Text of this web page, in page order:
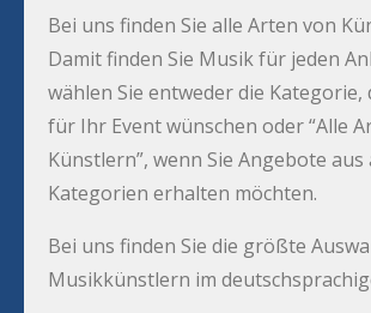
Bei uns finden Sie alle Arten von
Damit finden Sie Musik für jeden
wählen Sie entweder die Kategorie,
für Ihr Event wünschen oder “Alle
Künstlern”, wenn Sie Angebote aus
Kategorien erhalten möchten.
Bei uns finden Sie die größte
Musikkünstlern im